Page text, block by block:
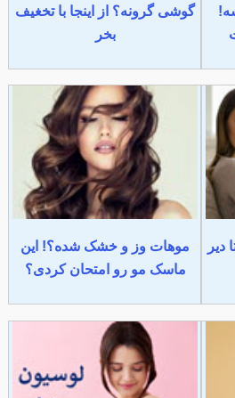
گوشی گرونه؟ از اینجا با تخغیف
بخر
دیر
موهات وز و خشک شده؟! این
ماسک مو رو امتحان کردی؟